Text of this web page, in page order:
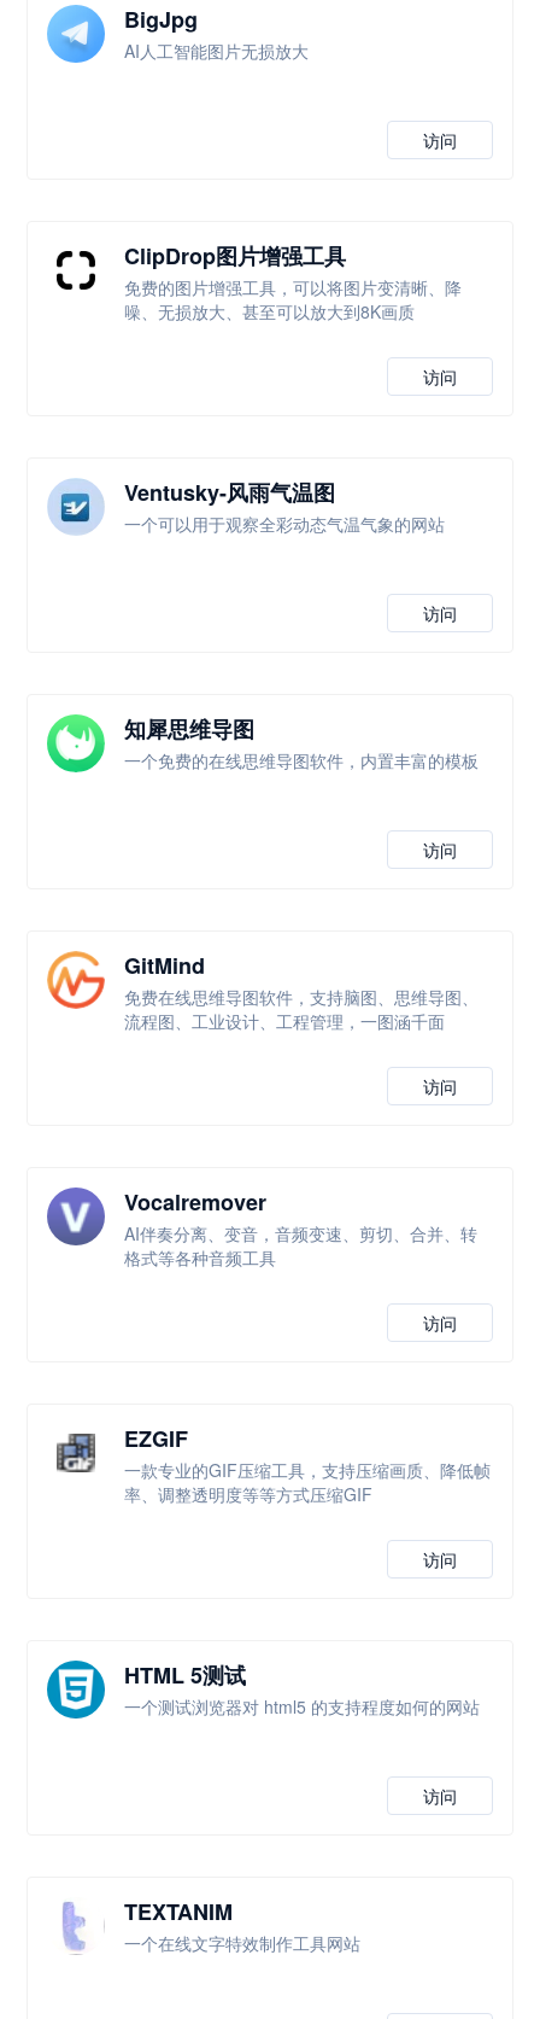
BigJpg
AI人工智能图片无损放大
访问
ClipDrop图片增强工具
免费的图片增强工具，可以将图片变清晰、降
噪、无损放大、甚至可以放大到8K画质
访问
Ventusky-风雨气温图
一个可以用于观察全彩动态气温气象的网站
访问
知犀思维导图
一个免费的在线思维导图软件，内置丰富的模板
访问
GitMind
免费在线思维导图软件，支持脑图、思维导图、
流程图、工业设计、工程管理，一图涵千面
访问
Vocalremover
AI伴奏分离、变音，音频变速、剪切、合并、转
格式等各种音频工具
访问
EZGIF
一款专业的GIF压缩工具，支持压缩画质、降低帧
率、调整透明度等等方式压缩GIF
访问
HTML 5测试
一个测试浏览器对 html5 的支持程度如何的网站
访问
TEXTANIM
一个在线文字特效制作工具网站